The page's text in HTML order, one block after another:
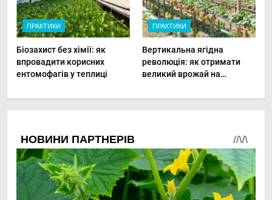
ПРАКТИКИ
Біозахист без хімії: як
впровадити корисних
ентомофагів у теплиці
ПРАКТИКИ
Вертикальна ягідна
революція: як отримати
великий врожай на